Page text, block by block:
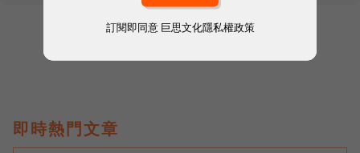
即時熱門文章
訂閱即同意 巨思文化隱私權政策